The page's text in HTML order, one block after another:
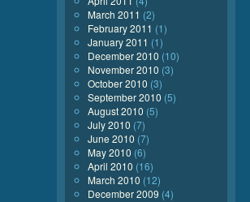
March 2011 (2)
February 2011 (1)
January 2011 (1)
December 2010 (10)
November 2010 (3)
October 2010 (3)
September 2010 (5)
August 2010 (5)
July 2010 (7)
June 2010 (7)
May 2010 (6)
April 2010 (16)
March 2010 (12)
December 2009 (4)